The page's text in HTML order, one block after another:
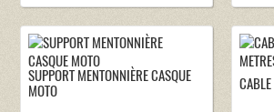
SUPPORT MENTONNIÈRE CASQUE
MOTO